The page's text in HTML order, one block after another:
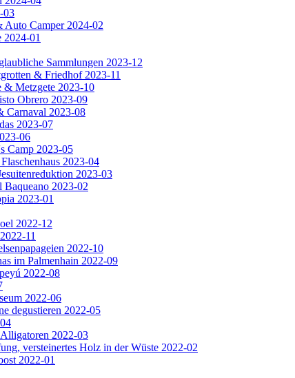
03
Camper 2024-02
01
Sammlungen 2023-12
& Friedhof 2023-11
& Metzgete 2023-10
Obrero 2023-09
Carnaval 2023-08
2023-07
06
Camp 2023-05
2023-04
2023-03
2023-02
2023-01
2022-12
11
2022-10
im Palmenhain 2022-09
2022-08
2022-06
degustieren 2022-05
2022-03
versteinertes Holz in der Wüste 2022-02
2022-01